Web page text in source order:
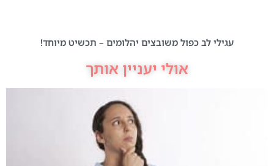
עגילי לב כפול משובצים יהלומים – תכשיט מיוחד!
אולי יעניין אותך